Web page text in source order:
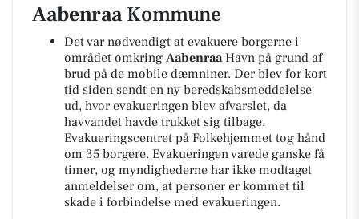
AabenraaKommune
Det var nødvendigt at evakuere borgerne i
området omkring AabenraaHavn på grund af
brud på de mobile dæmniner. Der blev for kort
tid siden sendt en ny beredskabsmeddelelse
ud, hvor evakueringen blev afvarslet, da
havvandet havde trukket sig tilbage.
Evakueringscentret på Folkehjemmet tog hånd
om 35 borgere. Evakueringen varede ganske få
timer, og myndighederne har ikke modtaget
anmeldelser om, at personer er kommet til
skade i forbindelse med evakueringen.